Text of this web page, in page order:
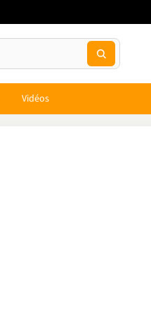
Vidéos